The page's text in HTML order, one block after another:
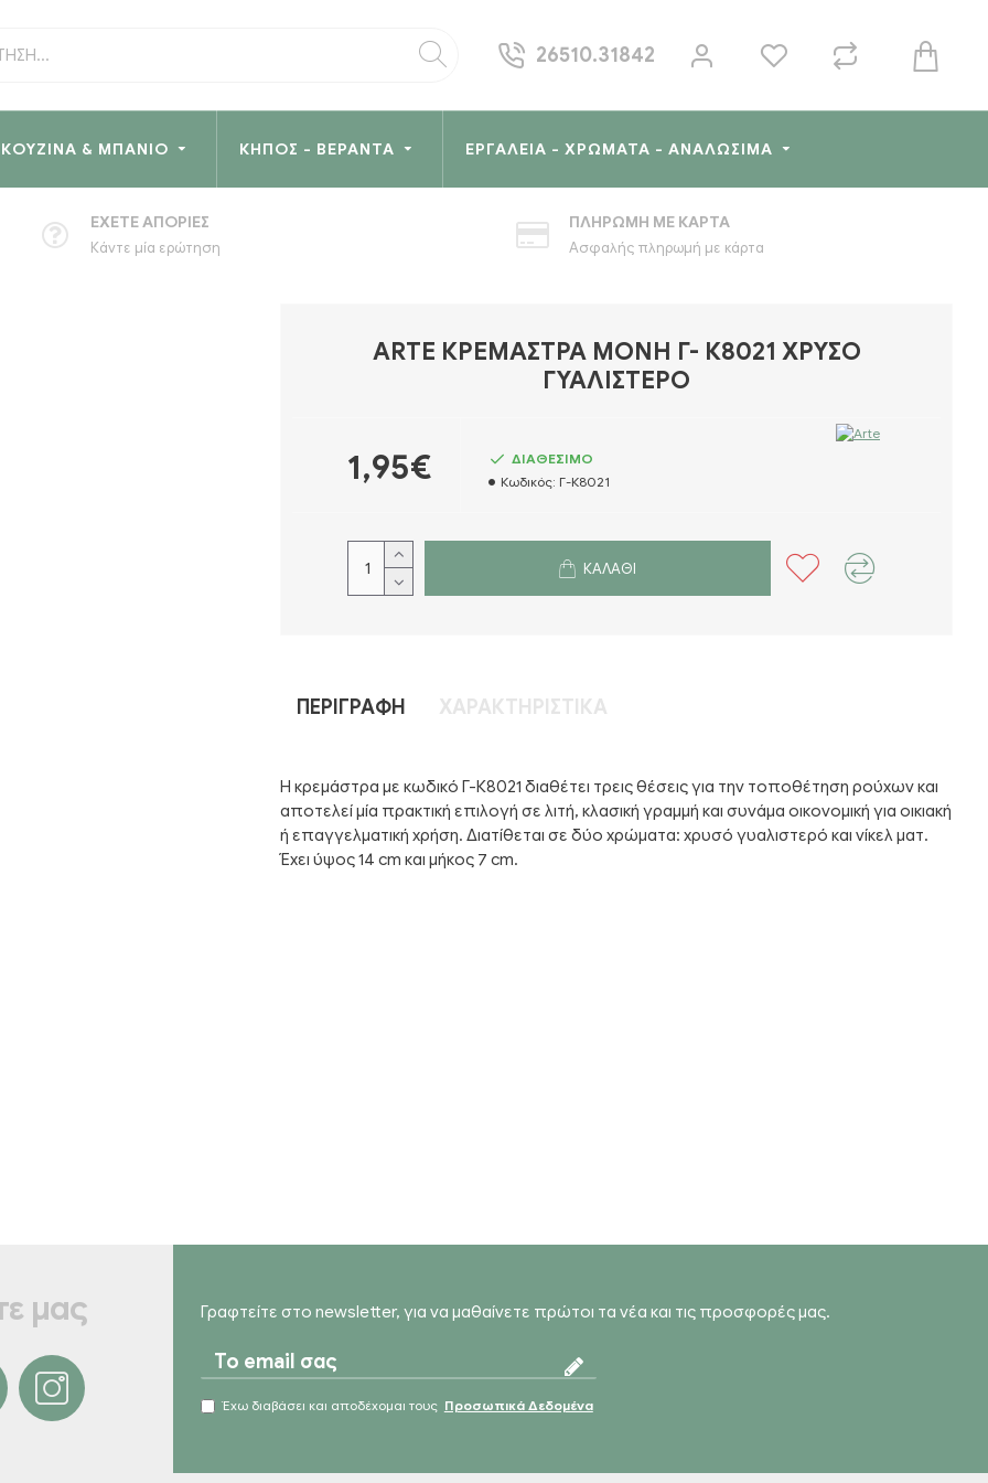
26510.31842
ΚΟΥΖΊΝΑ & ΜΠΆΝΙΟ ΚΉΠΟΣ - ΒΕΡΆΝΤΑ ΕΡΓΑΛΕΊΑ - ΧΡΏΜΑΤΑ - ΑΝΑΛΏΣΙΜΑ
ΈΧΕΤΕ ΑΠΟΡΊΕΣ
Κάντε μία ερώτηση
ΠΛΗΡΩΜΉ ΜΕ ΚΆΡΤΑ
Ασφαλής πληρωμή με κάρτα
ARTE ΚΡΕΜΆΣΤΡΑ ΜΟΝΉ Γ- Κ8021 ΧΡΥΣΌ
ΓΥΑΛΙΣΤΕΡΌ
1,95€
ΔΙΑΘΕΣΙΜΟ
Κωδικός: Γ-Κ8021
ΚΑΛΆΘΙ
ΠΕΡΙΓΡΑΦΉ ΧΑΡΑΚΤΗΡΙΣΤΙΚΆ
Η κρεμάστρα με κωδικό Γ-Κ8021 διαθέτει τρεις θέσεις για την τοποθέτηση ρούχων και
αποτελεί μία πρακτική επιλογή σε λιτή, κλασική γραμμή και συνάμα οικονομική για οικιακή
ή επαγγελματική χρήση. Διατίθεται σε δύο χρώματα: χρυσό γυαλιστερό και νίκελ ματ.
Έχει ύψος 14 cm και μήκος 7 cm.
μας Γραφτείτε στο newsletter, για να μαθαίνετε πρώτοι τα νέα και τις προσφορές μας.
Έχω διαβάσει και αποδέχομαι τους Προσωπικά Δεδομένα